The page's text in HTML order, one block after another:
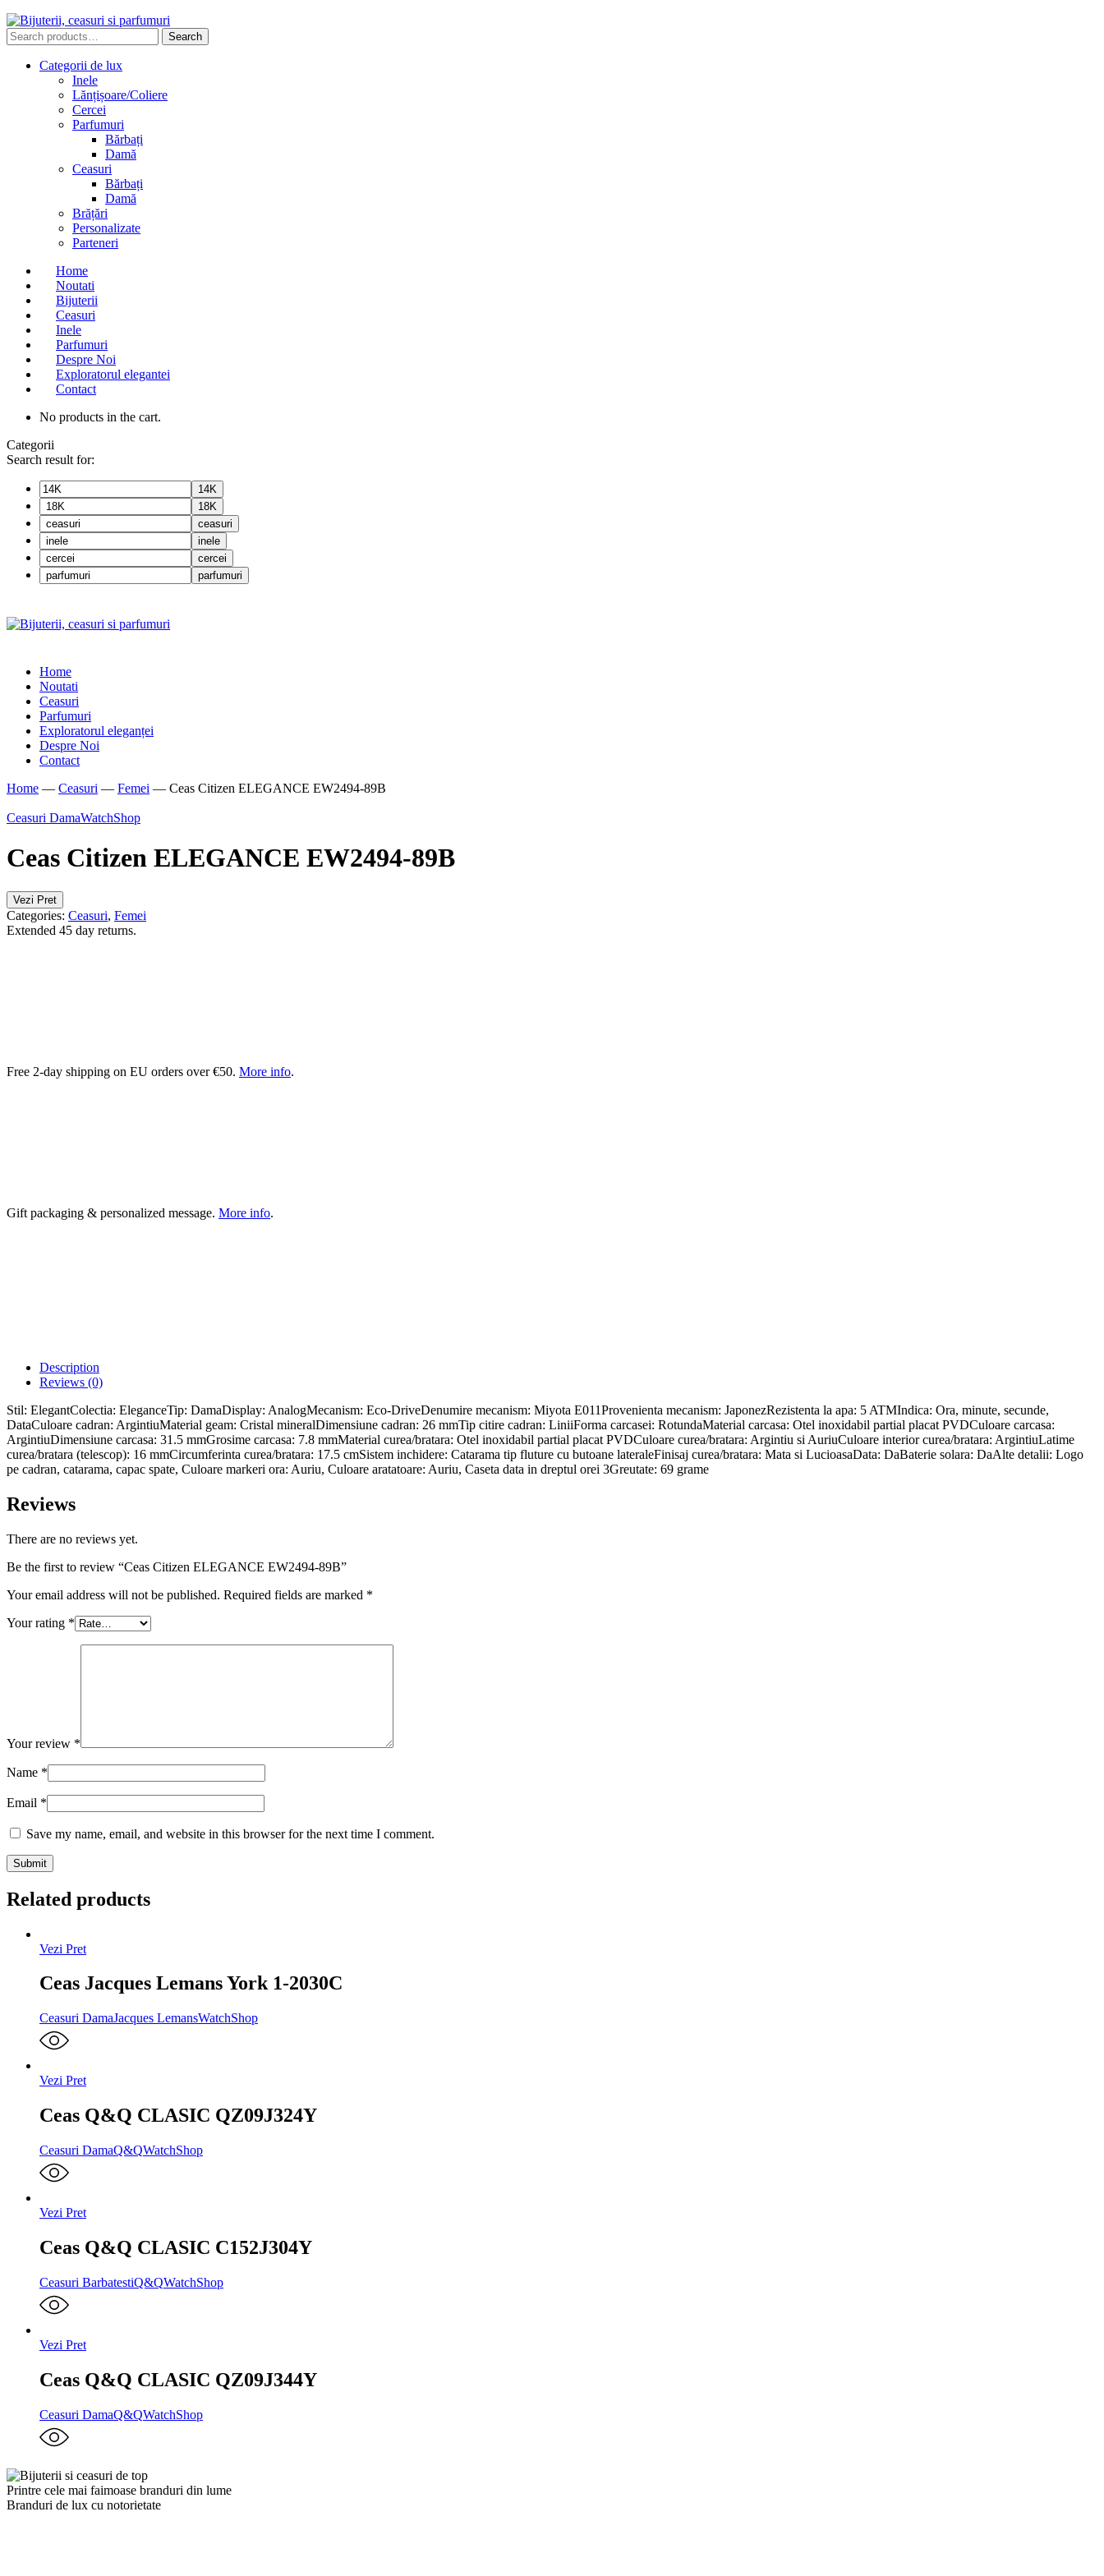
Search
for:
Search
Categorii de lux
Inele
Lănțișoare/Coliere
Cercei
Parfumuri
Bărbați
Damă
Ceasuri
Bărbați
Damă
Brățări
Personalizate
Parteneri
Home
Noutati
Bijuterii
Ceasuri
Inele
Parfumuri
Despre Noi
Exploratorul elegantei
Contact
No products in the cart.
Categorii
Search result for:
14K
18K
ceasuri
inele
cercei
parfumuri
Home
Noutati
Ceasuri
Parfumuri
Exploratorul eleganței
Despre Noi
Contact
Home — Ceasuri — Femei — Ceas Citizen ELEGANCE EW2494-89B
Ceasuri DamaWatchShop
Ceas Citizen ELEGANCE EW2494-89B
Vezi Pret
Categories: Ceasuri, Femei
Extended 45 day returns.
Free 2-day shipping on EU orders over €50. More info.
Gift packaging & personalized message. More info.
Description
Reviews (0)
Stil: ElegantColectia: EleganceTip: DamaDisplay: AnalogMecanism: Eco-DriveDenumire mecanism: Miyota E011Provenienta mecanism: JaponezRezistenta la apa: 5 ATMIndica: Ora, minute, secunde,
DataCuloare cadran: ArgintiuMaterial geam: Cristal mineralDimensiune cadran: 26 mmTip citire cadran: LiniiForma carcasei: RotundaMaterial carcasa: Otel inoxidabil partial placat PVDCuloare carcasa:
ArgintiuDimensiune carcasa: 31.5 mmGrosime carcasa: 7.8 mmMaterial curea/bratara: Otel inoxidabil partial placat PVDCuloare curea/bratara: Argintiu si AuriuCuloare interior curea/bratara: ArgintiuLatime
curea/bratara (telescop): 16 mmCircumferinta curea/bratara: 17.5 cmSistem inchidere: Catarama tip fluture cu butoane lateraleFinisaj curea/bratara: Mata si LucioasaData: DaBaterie solara: DaAlte detalii: Logo
pe cadran, catarama, capac spate, Culoare markeri ora: Auriu, Culoare aratatoare: Auriu, Caseta data in dreptul orei 3Greutate: 69 grame
Reviews
There are no reviews yet.
Be the first to review “Ceas Citizen ELEGANCE EW2494-89B”
Your email address will not be published. Required fields are marked *
Your rating *
Your review *
Name *
Email *
Save my name, email, and website in this browser for the next time I comment.
Related products
Vezi Pret
Ceas Jacques Lemans York 1-2030C
Ceasuri DamaJacques LemansWatchShop
Vezi Pret
Ceas Q&Q CLASIC QZ09J324Y
Ceasuri DamaQ&QWatchShop
Vezi Pret
Ceas Q&Q CLASIC C152J304Y
Ceasuri BarbatestiQ&QWatchShop
Vezi Pret
Ceas Q&Q CLASIC QZ09J344Y
Ceasuri DamaQ&QWatchShop
Printre cele mai faimoase branduri din lume
Branduri de lux cu notorietate